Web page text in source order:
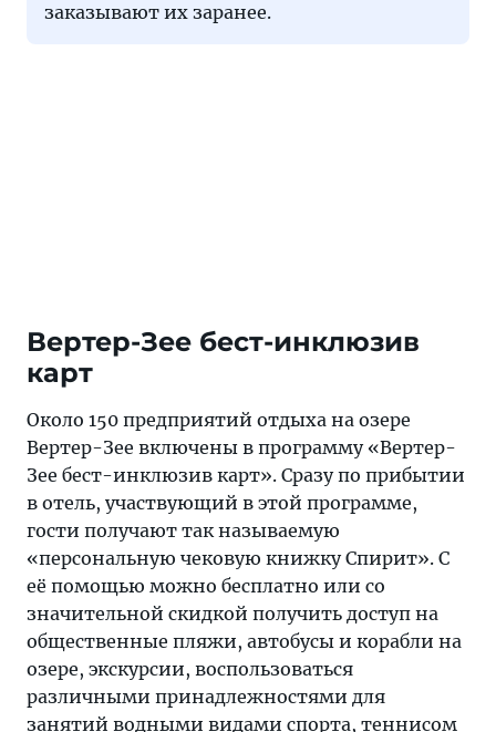
заказывают их заранее.
Вертер-Зее бест-инклюзив
карт
Около 150 предприятий отдыха на озере
Вертер-Зее включены в программу «Вертер-
Зее бест-инклюзив карт». Сразу по прибытии
в отель, участвующий в этой программе,
гости получают так называемую
«персональную чековую книжку Спирит». С
её помощью можно бесплатно или со
значительной скидкой получить доступ на
общественные пляжи, автобусы и корабли на
озере, экскурсии, воспользоваться
различными принадлежностями для
занятий водными видами спорта, теннисом